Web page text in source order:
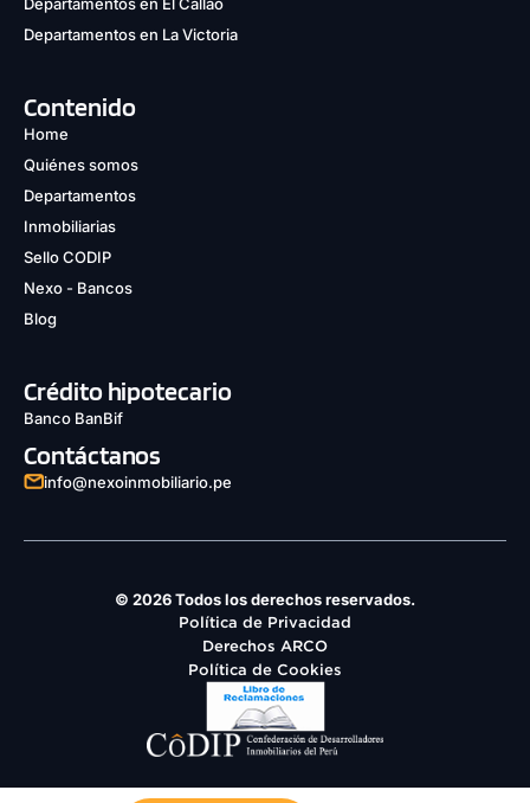
Departamentos en La Victoria
Contenido
Home
Quiénes somos
Departamentos
Inmobiliarias
Sello CODIP
Nexo - Bancos
Blog
Crédito hipotecario
Banco BanBif
Contáctanos
info@nexoinmobiliario.pe
© 2026 Todos los derechos reservados.
Política de Privacidad
Derechos ARCO
Política de Cookies